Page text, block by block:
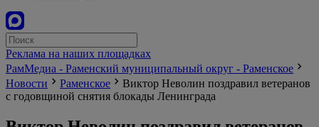
Реклама на наших площадках
РамМедиа - Раменский муниципальный округ - Раменское
Новости
Раменское
Виктор Неволин поздравил ветеранов
с годовщиной снятия блокады Ленинграда